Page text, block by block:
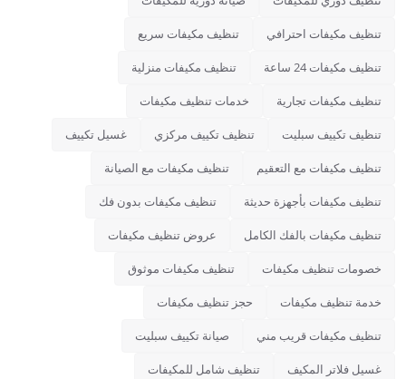
تنظيف مكيفات احترافي تنظيف مكيفات سريع
تنظيف مكيفات 24 ساعة تنظيف مكيفات منزلية
تنظيف مكيفات تجارية خدمات تنظيف مكيفات
تنظيف تكييف سبليت تنظيف تكييف مركزي غسيل تكييف
تنظيف مكيفات مع التعقيم تنظيف مكيفات مع الصيانة
تنظيف مكيفات بأجهزة حديثة تنظيف مكيفات بدون فك
تنظيف مكيفات بالفك الكامل عروض تنظيف مكيفات
خصومات تنظيف مكيفات تنظيف مكيفات موثوق
خدمة تنظيف مكيفات حجز تنظيف مكيفات
تنظيف مكيفات قريب مني صيانة تكييف سبليت
غسيل فلاتر المكيف تنظيف شامل للمكيفات